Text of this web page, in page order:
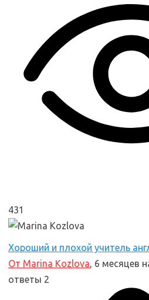
431
Хороший и плохой учитель
От Marina Kozlova, 6 месяцев
ответы 2